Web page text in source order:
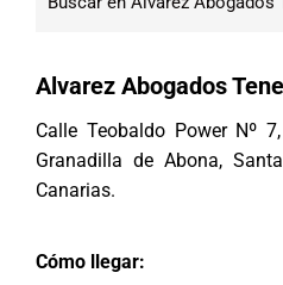
Alvarez Abogados
Calle Teobaldo Power Nº
Granadilla de Abona,
Canarias.
Cómo llegar: